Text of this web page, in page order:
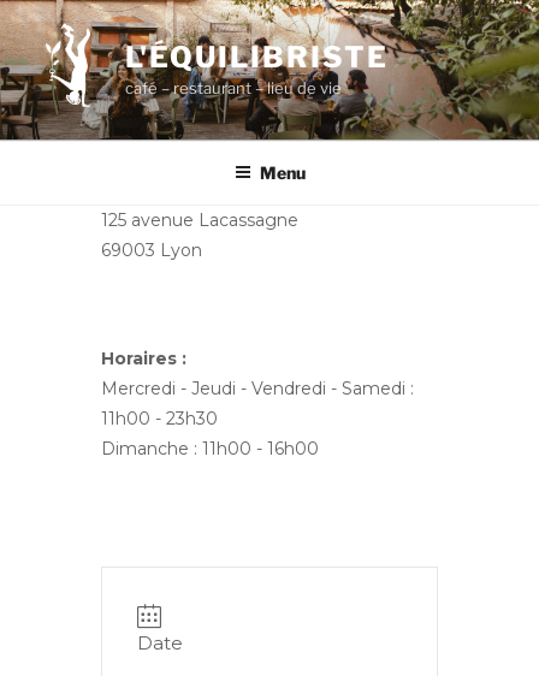
Aller
au
contenu
principal
L'ÉQUILIBRISTE
café – restaurant – lieu de vie
Menu
125 avenue Lacassagne
69003 Lyon
Horaires :
Mercredi - Jeudi - Vendredi - Samedi :
11h00 - 23h30
Dimanche : 11h00 - 16h00
Date